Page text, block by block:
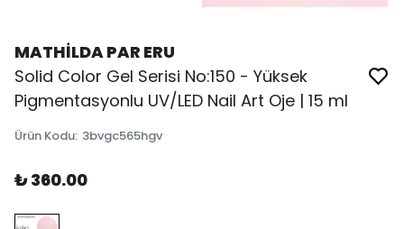
MATHİLDA PAR ERU
Solid Color Gel Serisi No:150 - Yüksek
Pigmentasyonlu UV/LED Nail Art Oje | 15 ml
Ürün Kodu: 3bvgc565hgv
₺ 360.00